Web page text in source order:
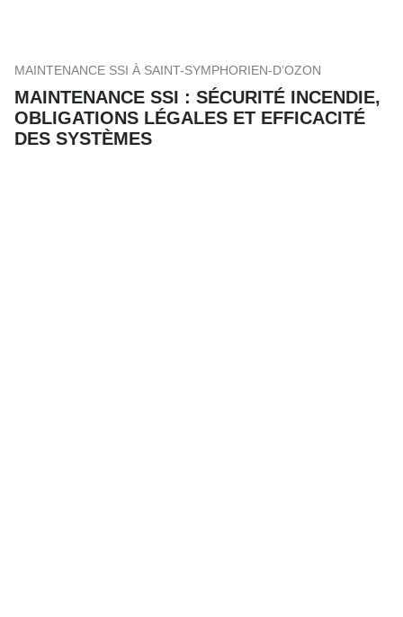
MAINTENANCE SSI À SAINT-SYMPHORIEN-D’OZON
MAINTENANCE SSI : SÉCURITÉ INCENDIE,
OBLIGATIONS LÉGALES ET EFFICACITÉ
DES SYSTÈMES